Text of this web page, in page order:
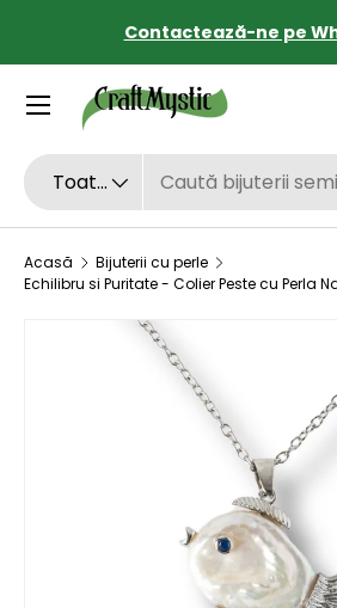
SARI LA CONȚINUT
Contactează-ne pe
Căutare
Tipul de produs
Toate
Acasă
Bijuterii cu perle
Echilibru si Puritate - Colier Peste cu Perla
SARI LA INFORMAȚIILE DESPRE